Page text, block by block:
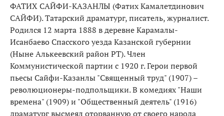
ФАТИХ САЙФИ-КАЗАНЛЫ (Фатих Камалетдинович
САЙФИ). Татарский драматург, писатель, журналист.
Родился 12 марта 1888 в деревне Карамалы-
Исанбаево Спасского уезда Казанской губернии
(Ныне Алькеевский район РТ). Член
Коммунистической партии с 1920 г. Герои первой
пьесы Сайфи-Казанлы "Священный труд" (1907) –
революционеры-подпольщики. В комедиях "Наши
времена" (1909) и "Общественный деятель" (1916)
драматург высмеял оторванную от своего народа